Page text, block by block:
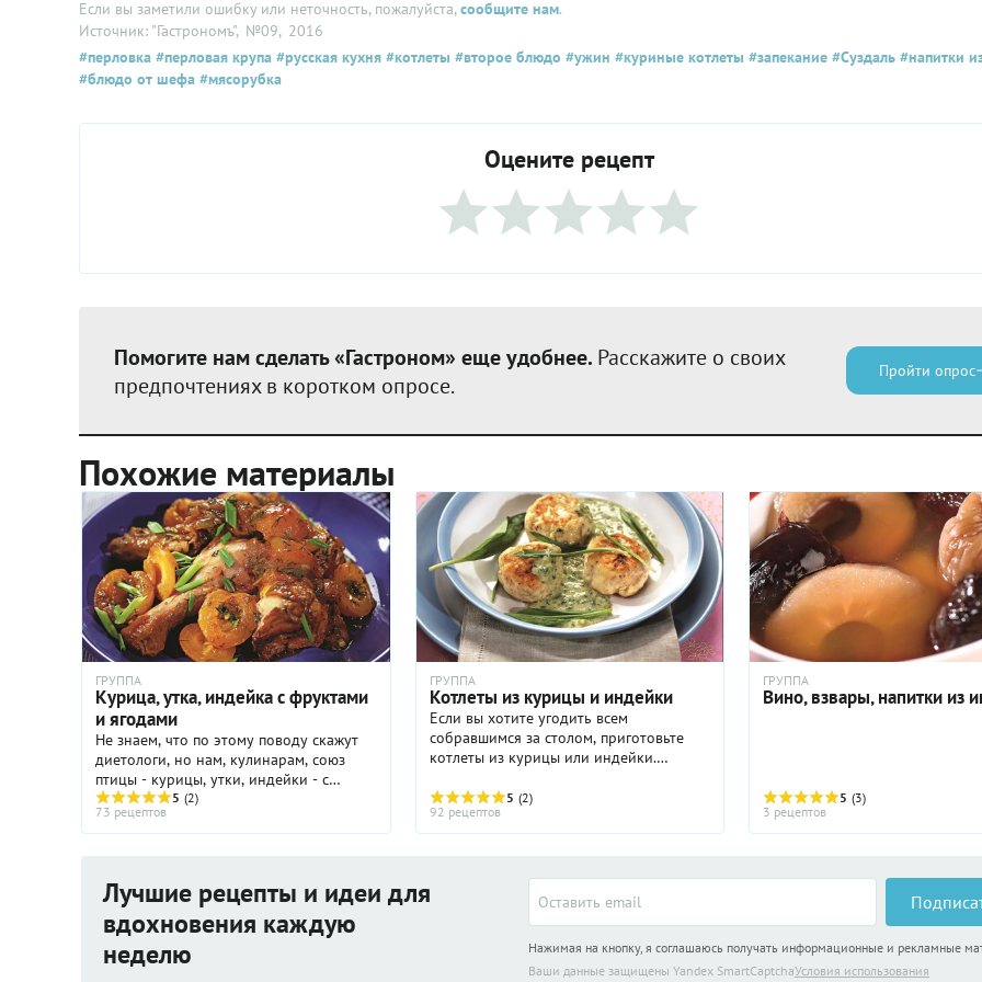
Если вы заметили ошибку или неточность, пожалуйста,сообщите нам.
Источник: "Гастрономъ", №09, 2016
#перловка #перловая крупа #русская кухня #котлеты #второе блюдо #ужин #куриные котлеты #запекание #Суздаль #напитки
#блюдо от шефа #мясорубка
Оцените рецепт
Помогите нам сделать «Гастроном» еще удобнее. Расскажите о своих
предпочтениях в коротком опросе.
Пройти опрос
Похожие материалы
ГРУППА
Курица, утка, индейка с фруктами
и ягодами
Не знаем, что по этому поводу скажут
диетологи, но нам, кулинарам, союз
птицы - курицы, утки, индейки - с
фруктами и ягодами кажется
привлекательным во всех отношениях.
Получается и вкусно, и красиво, ...
5 (2)
73 рецептов
ГРУППА
Котлеты из курицы и индейки
Если вы хотите угодить всем
собравшимся за столом, приготовьте
котлеты из курицы или индейки.
наверняка понравятся консервативным
пожилым людям, привередливым ...
5 (2)
92 рецептов
ГРУППА
Вино, взвары, напитки из
5 (3)
3 рецептов
Лучшие рецепты и идеи для
вдохновения каждую
неделю
Нажимая на кнопку, я соглашаюсь получать информационные и рекламные
Ваши данные защищены Yandex SmartCaptchaУсловия использования